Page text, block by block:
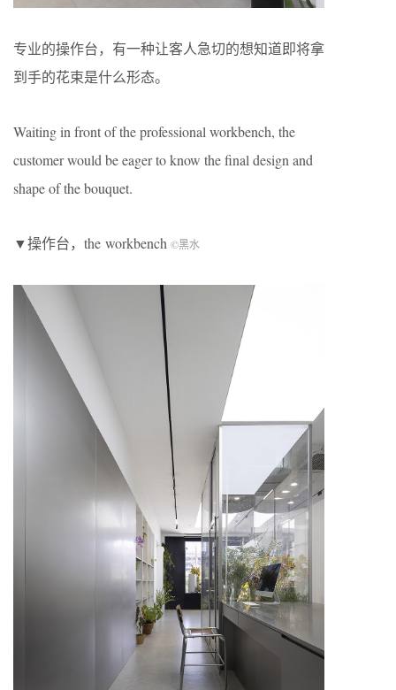
专业的操作台，有一种让客人急切的想知道即将拿
到手的花束是什么形态。
Waiting in front of the professional workbench, the
customer would be eager to know the final design and
shape of the bouquet.
▼操作台，the workbench ©黑水